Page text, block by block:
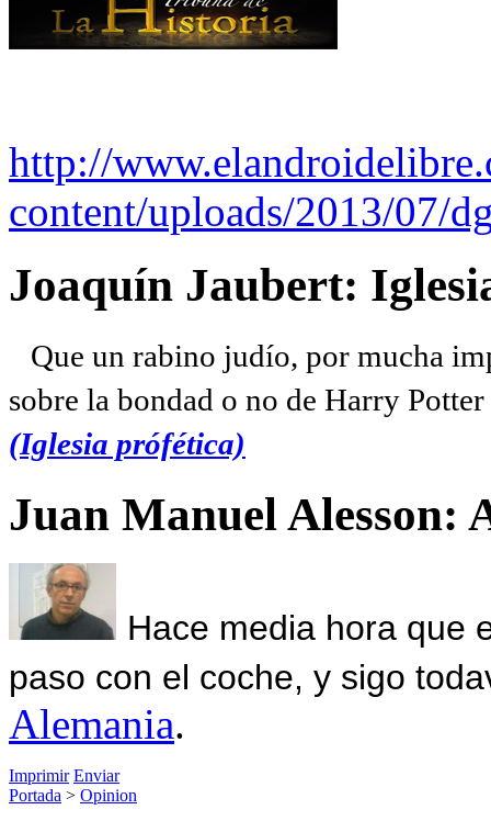
http://
content/uploads/2013/07/
Joaquín Jaubert:
Que un rabino judío, por mucha
sobre la bondad o no de Harry
(Iglesia prófética)
Juan Manuel Alesson:
Hace media hora que
paso con el coche, y sigo
Alemania.
Imprimir Enviar
Portada > Opinion